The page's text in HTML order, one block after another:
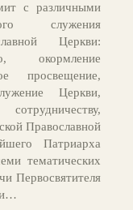
с различными
служения
Церкви:
окормление
просвещение,
Церкви,
Православной
Патриарха
тематических
Первосвятителя
и…